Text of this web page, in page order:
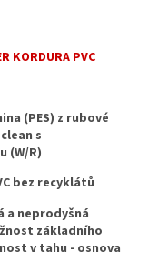
KORDURA PVC
(PES) z rubové
s
(W/R)
bez recyklátů
a neprodyšná
základního
v tahu - osnova